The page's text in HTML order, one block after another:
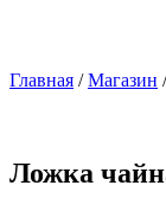
Главная /Магазин
Ложка